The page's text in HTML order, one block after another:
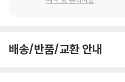
있습니다.
배송/반품/교환 안내